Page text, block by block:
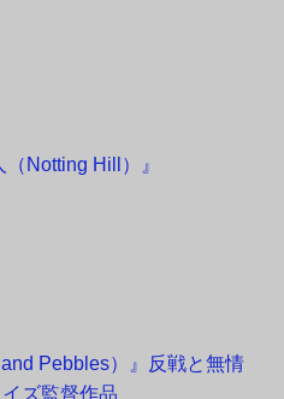
（Notting Hill）』
Pebbles）』反戦と無情
ズ監督作品